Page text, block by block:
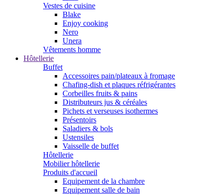
Vestes de cuisine
Blake
Enjoy cooking
Nero
Unera
Vêtements homme
Hôtellerie
Buffet
Accessoires pain/plateaux à fromage
Chafing-dish et plaques réfrigérantes
Corbeilles fruits & pains
Distributeurs jus & céréales
Pichets et verseuses isothermes
Présentoirs
Saladiers & bols
Ustensiles
Vaisselle de buffet
Hôtellerie
Mobilier hôtellerie
Produits d'accueil
Equipement de la chambre
Equipement salle de bain